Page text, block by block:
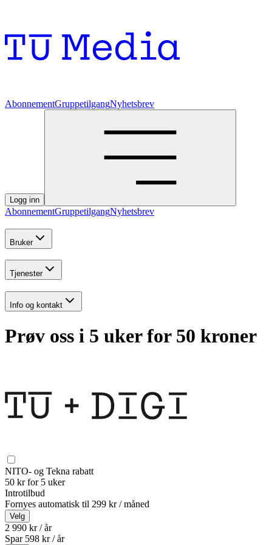
AbonnementGruppetilgangNyhetsbrev
Logg inn
AbonnementGruppetilgangNyhetsbrev
Bruker
Tjenester
Info og kontakt
Prøv oss i 5 uker for 50 kroner
NITO- og Tekna rabatt
50 kr for 5 uker
Introtilbud
Fornyes automatisk til 299 kr / måned
Velg
2 990 kr / år
Spar 598 kr /år